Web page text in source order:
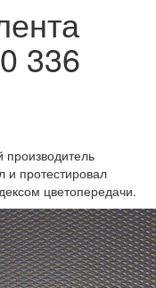
336
и протестировал
цветопередачи.